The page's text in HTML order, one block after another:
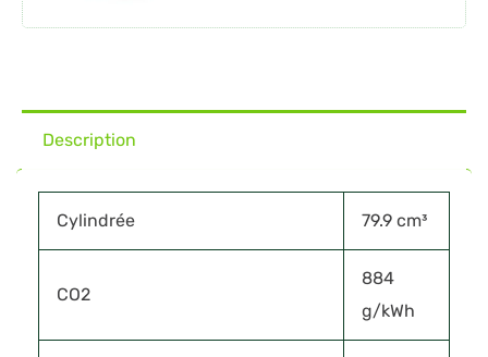
Description
Cylindrée 79.9 cm³
CO2
884
g/kWh